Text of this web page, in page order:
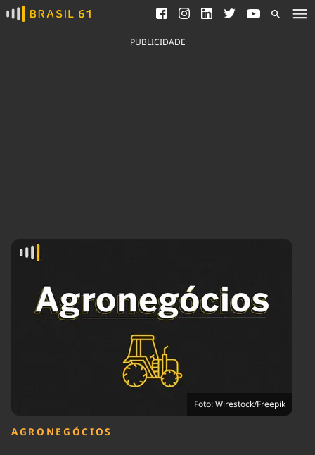
Ver todas as notícias
Saneamento
Indicadores
Agronegócios
Brasil Mineral
Ciência &
Tecnologia
Economia
Educação
Infraestrutura
Internacional
Política
Saúde
Tempo
PUBLICIDADE
Foto: Wirestock/Freepik
AGRONEGÓCIOS